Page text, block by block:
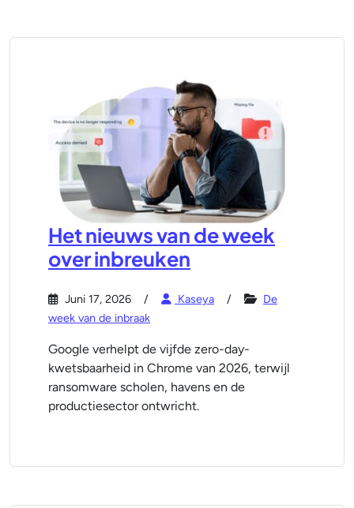
Het nieuws van de week
over inbreuken
Juni 17, 2026 Kaseya
De
week van de inbraak
Google verhelpt de vijfde zero-day-
kwetsbaarheid in Chrome van 2026, terwijl
ransomware scholen, havens en de
productiesector ontwricht.